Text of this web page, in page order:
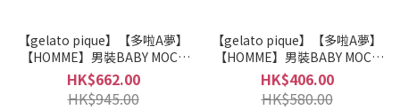
【gelato pique】【多啦A夢】
【HOMME】男裝BABY MOCO
提花針織外套 PMNT261949
HK$662.00
HK$945.00
【gelato pique】【多啦A夢】
【HOMME】男裝BABY MOCO
提花針織上衣 PMNT261947
HK$406.00
HK$580.00